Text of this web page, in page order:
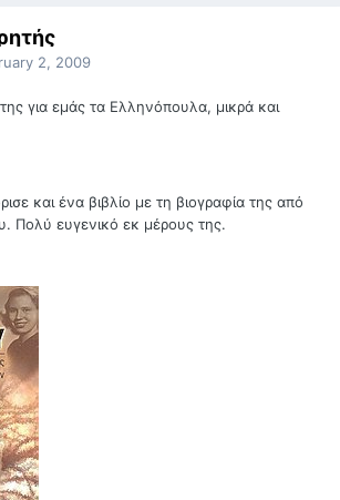
2, 2009
για εμάς τα Ελληνόπουλα, μικρά και
και ένα βιβλίο με τη βιογραφία της από
Πολύ ευγενικό εκ μέρους της.